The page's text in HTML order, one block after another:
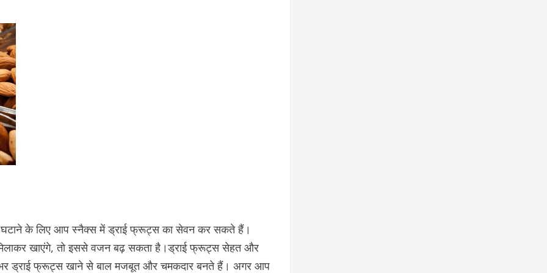
के लिए आप स्नैक्स में ड्राई फ्रूट्स का सेवन कर सकते हैं।
खाएंगे, तो इससे वजन बढ़ सकता है।ड्राई फ्रूट्स सेहत और
ड्राई फ्रूट्स खाने से बाल मजबूत और चमकदार बनते हैं। अगर आप